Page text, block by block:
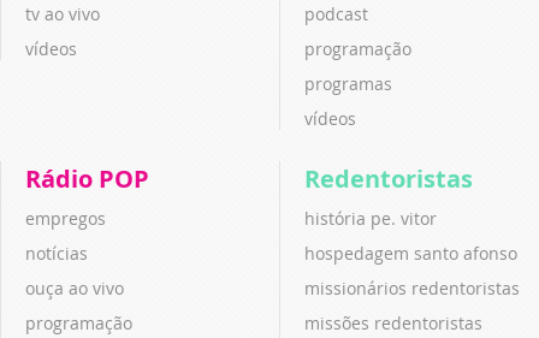
tv ao vivo
vídeos
podcast
programação
programas
vídeos
Rádio POP
empregos
notícias
ouça ao vivo
programação
Redentoristas
história pe. vitor
hospedagem santo afonso
missionários redentoristas
missões redentoristas